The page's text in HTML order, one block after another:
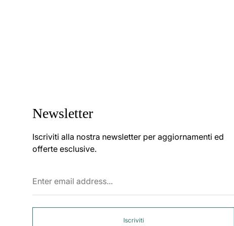
Newsletter
Iscriviti alla nostra newsletter per aggiornamenti ed
offerte esclusive.
email
Iscriviti